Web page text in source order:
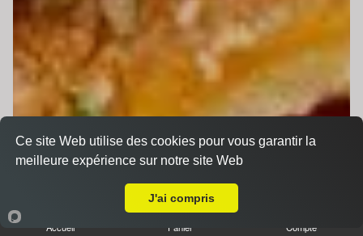
Accueil Panier Compte
Ce site Web utilise des cookies pour vous garantir la
meilleure expérience sur notre site Web
J'ai compris